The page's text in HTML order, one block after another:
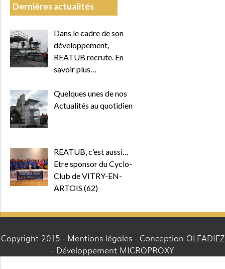
Dernières actualités
Dans le cadre de son
développement,
REATUB recrute. En
savoir plus…
Quelques unes de nos
Actualités au quotidien
REATUB, c’est aussi…
Etre sponsor du Cyclo-
Club de VITRY-EN-
ARTOIS (62)
Copyright 2015 - Mentions légales- Conception OLFADIEZ
- Développement MICROPROXY